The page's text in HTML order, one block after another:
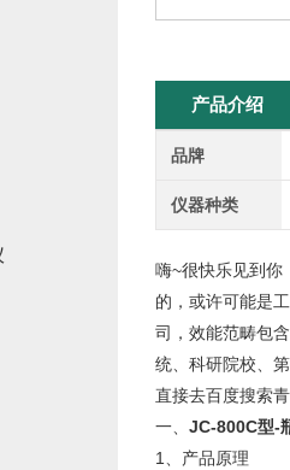
产品介绍
品牌
仪器种类
嗨~很快乐见到你
的，或许可能是
司，效能范畴包
统、科研院校、
直接去百度搜索
一、 JC-800C型-
1、产品原理